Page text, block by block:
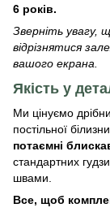
6 років.
Зверніть увагу,
відрізнятися
вашого екрана.
Якість у
Ми цінуємо
постільної
потаємні
стандартних
швами.
Все, щоб